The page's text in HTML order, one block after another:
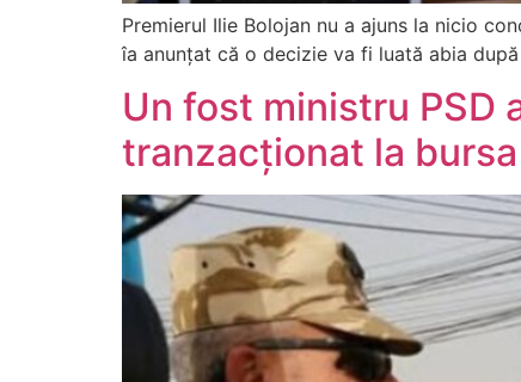
Premierul Ilie Bolojan nu a ajuns la nicio
îa anunțat că o decizie va fi luată abia
Un fost ministru PSD
tranzacționat la